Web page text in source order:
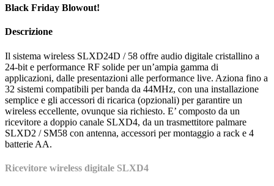
Black Friday Blowout!
Descrizione
Il sistema wireless SLXD24D / 58 offre audio digitale cristallino a
24-bit e performance RF solide per un’ampia gamma di
applicazioni, dalle presentazioni alle performance live. Aziona fino a
32 sistemi compatibili per banda da 44MHz, con una installazione
semplice e gli accessori di ricarica (opzionali) per garantire un
wireless eccellente, ovunque sia richiesto. E’ composto da un
ricevitore a doppio canale SLXD4, da un trasmettitore palmare
SLXD2 / SM58 con antenna, accessori per montaggio a rack e 4
batterie AA.
Ricevitore wireless digitale SLXD4